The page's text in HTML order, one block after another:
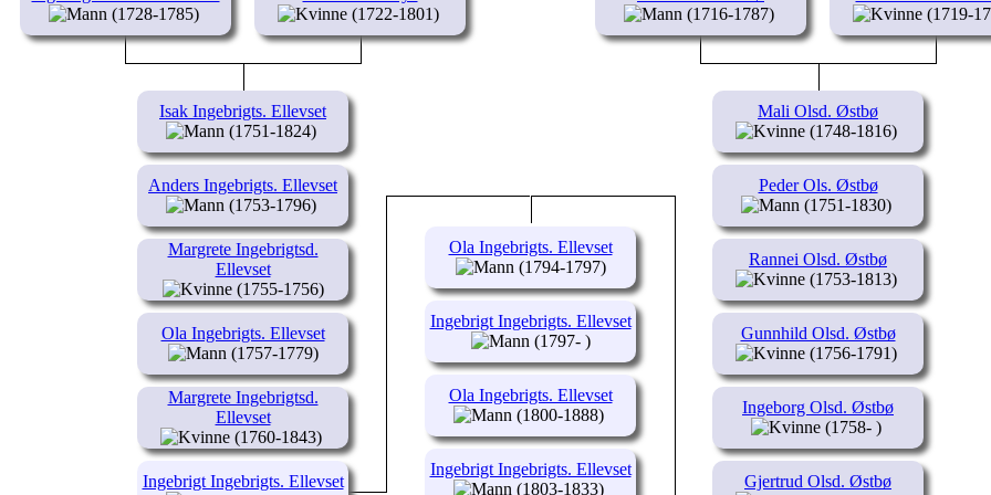
(1728-1785)
(1722-1801)
Isak Ingebrigts. Ellevset
(1751-1824)
Anders Ingebrigts. Ellevset
(1753-1796)
Margrete Ingebrigtsd.
Ellevset
(1755-1756)
Ola Ingebrigts. Ellevset
(1757-1779)
Margrete Ingebrigtsd.
Ellevset
(1760-1843)
(1716-1787)
(1719-
Mali Olsd. Østbø
(1748-1816)
Peder Ols. Østbø
(1751-1830)
Rannei Olsd. Østbø
(1753-1813)
Gunnhild Olsd. Østbø
(1756-1791)
Ingeborg Olsd. Østbø
(1758- )
Gjertrud Olsd. Østbø
Ingebrigt Ingebrigts. Ellevset
Ola Ingebrigts. Ellevset
(1794-1797)
Ingebrigt Ingebrigts. Ellevset
(1797- )
Ola Ingebrigts. Ellevset
(1800-1888)
Ingebrigt Ingebrigts. Ellevset
(1803-1833)